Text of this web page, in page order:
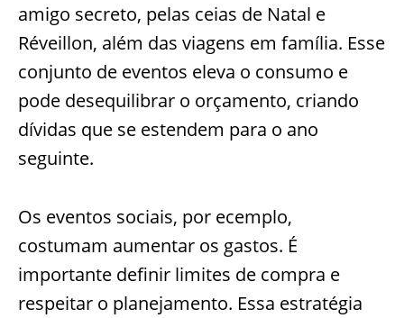
amigo secreto, pelas ceias de Natal e
Réveillon, além das viagens em família. Esse
conjunto de eventos eleva o consumo e
pode desequilibrar o orçamento, criando
dívidas que se estendem para o ano
seguinte.
Os eventos sociais, por ecemplo,
costumam aumentar os gastos. É
importante definir limites de compra e
respeitar o planejamento. Essa estratégia